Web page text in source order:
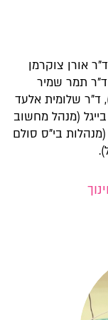
אורן צוקרמן
תמר שמיר
ד"ר שלומית אלעד
(מנהל מחשוב
בי"ס סולם